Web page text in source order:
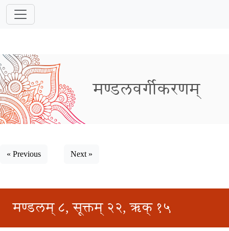
मण्डलवर्गीकरणम्
« Previous Next »
मण्डलम् ८, सूक्तम् २२, ऋक् १५